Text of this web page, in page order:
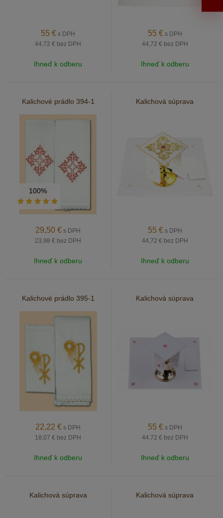
55 € s DPH
44,72 € bez DPH
Ihneď k odberu
55 € s DPH
44,72 € bez DPH
Ihneď k odberu
Kalichové prádlo 394-1
100%
29,50 € s DPH
23,98 € bez DPH
Ihneď k odberu
Kalichová súprava
55 € s DPH
44,72 € bez DPH
Ihneď k odberu
Kalichové prádlo 395-1
22,22 € s DPH
18,07 € bez DPH
Ihneď k odberu
Kalichová súprava
55 € s DPH
44,72 € bez DPH
Ihneď k odberu
Kalichová súprava Kalichová súprava